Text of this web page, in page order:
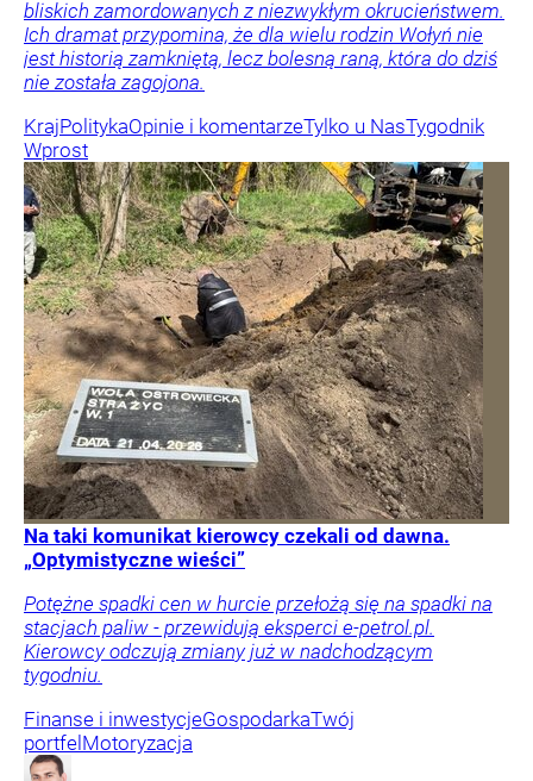
bliskich zamordowanych z niezwykłym okrucieństwem.
Ich dramat przypomina, że dla wielu rodzin Wołyń nie
jest historią zamkniętą, lecz bolesną raną, która do dziś
nie została zagojona.
KrajPolitykaOpinie i komentarzeTylko u NasTygodnik
Wprost
Na taki komunikat kierowcy czekali od dawna.
„Optymistyczne wieści”
Potężne spadki cen w hurcie przełożą się na spadki na
stacjach paliw - przewidują eksperci e-petrol.pl.
Kierowcy odczują zmiany już w nadchodzącym
tygodniu.
Finanse i inwestycjeGospodarkaTwój
portfelMotoryzacja